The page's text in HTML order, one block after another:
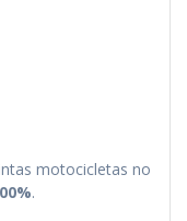
motocicletas no
.